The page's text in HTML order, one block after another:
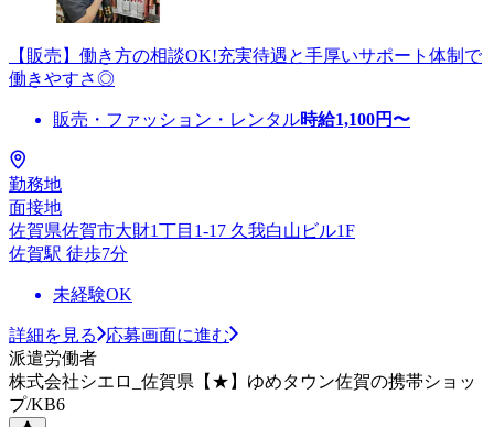
【販売】働き方の相談OK!充実待遇と手厚いサポート体制で
働きやすさ◎
販売・ファッション・レンタル時給1,100円〜
勤務地
面接地
佐賀県佐賀市大財1丁目1-17 久我白山ビル1F
佐賀駅 徒歩7分
未経験OK
詳細を見る
応募画面に進む
派遣労働者
株式会社シエロ_佐賀県【★】ゆめタウン佐賀の携帯ショッ
プ/KB6